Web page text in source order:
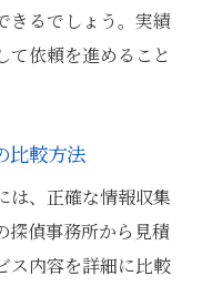
倫理
ためのチェック
ースの理解
直接相談の重要
すための秘訣
きるでしょう。実績
て依頼を進めること
比較方法
は、正確な情報収集
探偵事務所から見積
ス内容を詳細に比較